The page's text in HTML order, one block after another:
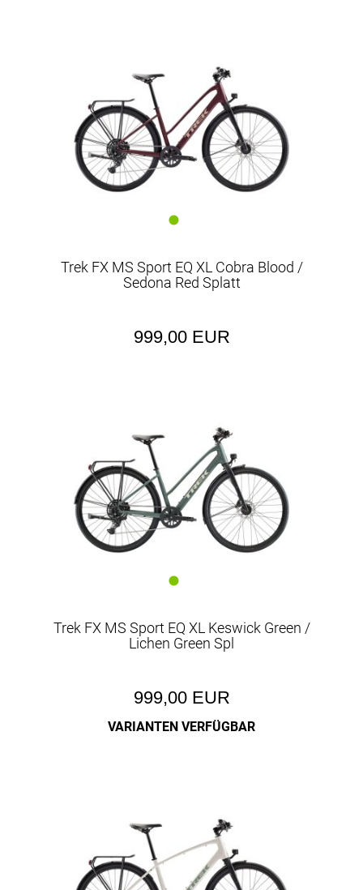
Trek FX MS Sport EQ XL Cobra Blood /
Sedona Red Splatt
999,00 EUR
Trek FX MS Sport EQ XL Keswick Green /
Lichen Green Spl
999,00 EUR
VARIANTEN VERFÜGBAR